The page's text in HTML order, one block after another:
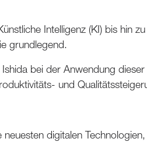
Intelligenz (KI) bis hin
grundlegend.
bei der Anwendung
und
digitalen